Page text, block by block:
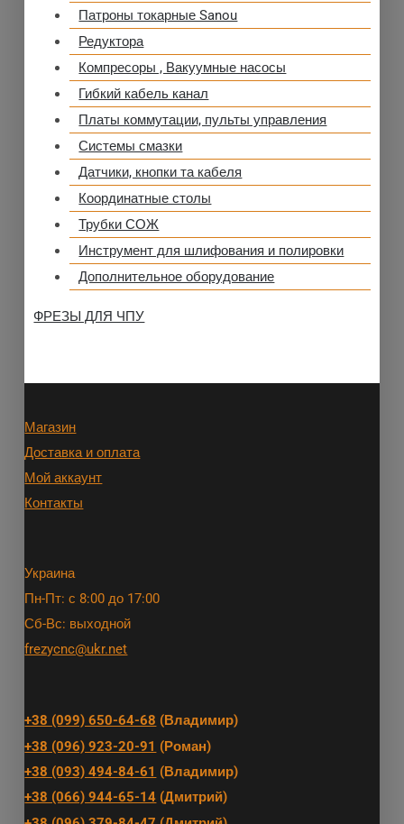
Патроны токарные Sanou
Редуктора
Компресоры , Вакуумные насосы
Гибкий кабель канал
Платы коммутации, пульты управления
Системы смазки
Датчики, кнопки та кабеля
Координатные столы
Трубки СОЖ
Инструмент для шлифования и полировки
Дополнительное оборудование
ФРЕЗЫ ДЛЯ ЧПУ
Магазин
Доставка и оплата
Мой аккаунт
Контакты
Украина
Пн-Пт: с 8:00 до 17:00
Сб-Вс: выходной
frezycnc@ukr.net
+38 (099) 650-64-68 (Владимир)
+38 (096) 923-20-91 (Роман)
+38 (093) 494-84-61 (Владимир)
+38 (066) 944-65-14 (Дмитрий)